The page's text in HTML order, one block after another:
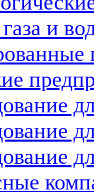
и